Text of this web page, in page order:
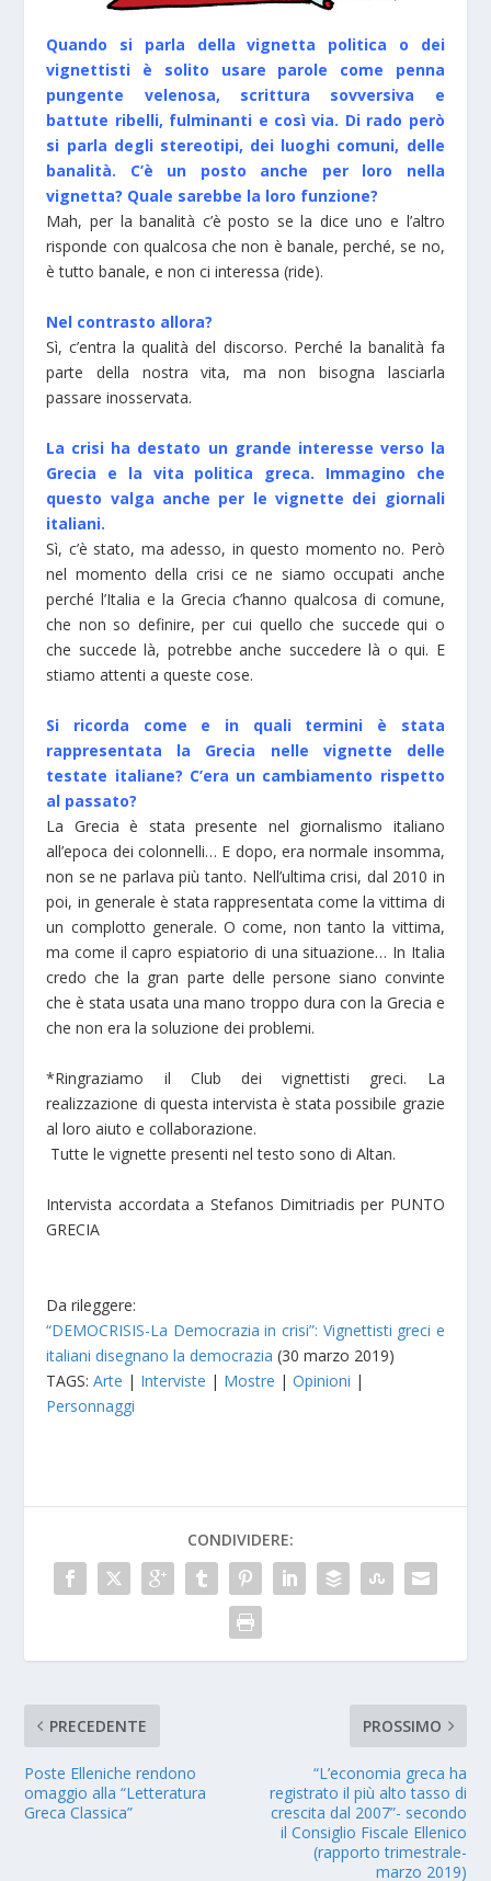
Quando si parla della vignetta politica o dei
vignettisti è solito usare parole come penna
pungente velenosa, scrittura sovversiva e
battute ribelli, fulminanti e così via. Di rado però
si parla degli stereotipi, dei luoghi comuni, delle
banalità. C’è un posto anche per loro nella
vignetta? Quale sarebbe la loro funzione?
Mah, per la banalità c’è posto se la dice uno e l’altro
risponde con qualcosa che non è banale, perché, se no,
è tutto banale, e non ci interessa (ride).
Nel contrasto allora?
Sì, c’entra la qualità del discorso. Perché la banalità fa
parte della nostra vita, ma non bisogna lasciarla
passare inosservata.
La crisi ha destato un grande interesse verso la
Grecia e la vita politica greca. Immagino che
questo valga anche per le vignette dei giornali
italiani.
Sì, c’è stato, ma adesso, in questo momento no. Però
nel momento della crisi ce ne siamo occupati anche
perché l’Italia e la Grecia c’hanno qualcosa di comune,
che non so definire, per cui quello che succede qui o
che succede là, potrebbe anche succedere là o qui. E
stiamo attenti a queste cose.
Si ricorda come e in quali termini è stata
rappresentata la Grecia nelle vignette delle
testate italiane? C’era un cambiamento rispetto
al passato?
La Grecia è stata presente nel giornalismo italiano
all’epoca dei colonnelli… E dopo, era normale insomma,
non se ne parlava più tanto. Nell’ultima crisi, dal 2010 in
poi, in generale è stata rappresentata come la vittima di
un complotto generale. O come, non tanto la vittima,
ma come il capro espiatorio di una situazione… In Italia
credo che la gran parte delle persone siano convinte
che è stata usata una mano troppo dura con la Grecia e
che non era la soluzione dei problemi.
*Ringraziamo il Club dei vignettisti greci. La
realizzazione di questa intervista è stata possibile grazie
al loro aiuto e collaborazione.
Tutte le vignette presenti nel testo sono di Altan.
Intervista accordata a Stefanos Dimitriadis per PUNTO
GRECIA
Da rileggere:
“DEMOCRISIS-La Democrazia in crisi”: Vignettisti greci e
italiani disegnano la democrazia (30 marzo 2019)
TAGS:Arte | Interviste | Mostre |Opinioni |
Personnaggi
CONDIVIDERE:
PRECEDENTE
Poste Elleniche rendono
omaggio alla “Letteratura
Greca Classica”
PROSSIMO
“L’economia greca ha
registrato il più alto tasso di
crescita dal 2007”- secondo
il Consiglio Fiscale Ellenico
(rapporto trimestrale-
marzo 2019)